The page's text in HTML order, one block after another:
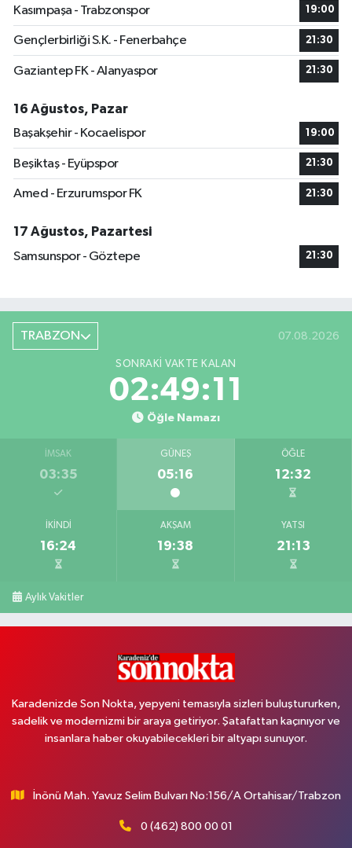
Kasımpaşa - Trabzonspor 19:00
Gençlerbirliği S.K. - Fenerbahçe 21:30
Gaziantep FK - Alanyaspor 21:30
16 Ağustos, Pazar
Başakşehir - Kocaelispor
19:00
Beşiktaş - Eyüpspor 21:30
Amed - Erzurumspor FK 21:30
17 Ağustos, Pazartesi
Samsunspor - Göztepe
21:30
TRABZON 07.08.2026
SONRAKI VAKTE KALAN
02:49:10
Öğle Namazı
İMSAK
03:35
GÜNEŞ
05:16
ÖĞLE
12:32
İKINDI
16:24
AKŞAM
19:38
YATSI
21:13
Aylık Vakitler
Karadenizde Son Nokta, yepyeni temasıyla sizleri buluştururken,
sadelik ve modernizmi bir araya getiriyor. Şatafattan kaçınıyor ve
insanlara haber okuyabilecekleri bir altyapı sunuyor.
İnönü Mah. Yavuz Selim Bulvarı No:156/A Ortahisar/Trabzon
0 (462) 800 00 01